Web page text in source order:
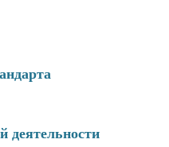
деятельности